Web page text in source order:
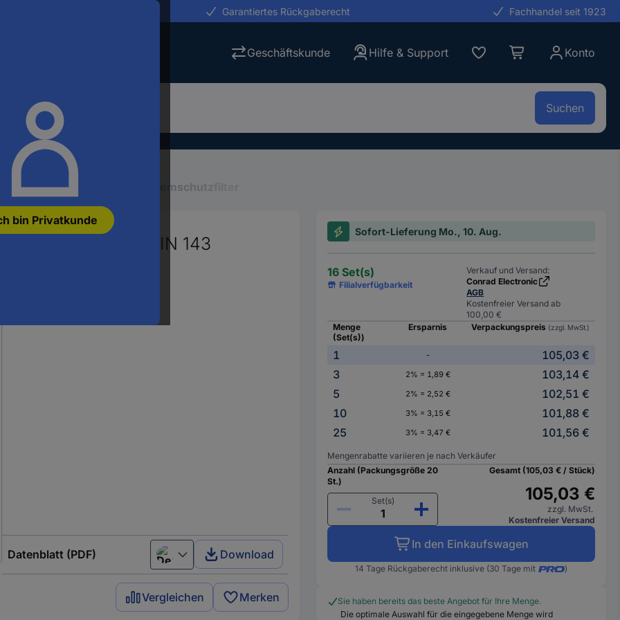
bin Privatkunde
Garantiertes Rückgaberecht Fachhandel seit 1923
Geschäftskunde Hilfe & Support Konto
Suchen
Mundschutz, Atemschutz Atemschutzfilter
20 St. EN 143 DIN 143
Datenblatt (PDF) Deutsch (Deutschland)
Download
Vergleichen Merken
Sofort-Lieferung Mo., 10. Aug.
16 Set(s)
Filialverfügbarkeit
Verkauf und Versand:
Conrad Electronic
AGB
Kostenfreier Versand ab
100,00 €
Menge
(Set(s))
Ersparnis Verpackungspreis (zzgl. MwSt.)
1 -
105,03 €
3
2% = 1,89 €
103,14 €
5
2% = 2,52 €
102,51 €
10
3% = 3,15 €
101,88 €
25
3% = 3,47 € 101,56 €
Mengenrabatte variieren je nach Verkäufer
Anzahl (Packungsgröße 20
St.)
Set(s)
Gesamt (105,03 € / Stück)
105,03 €
zzgl. MwSt.
Kostenfreier Versand
In den Einkaufswagen
14 Tage Rückgaberecht inklusive (30 Tage mit )
Sie haben bereits das beste Angebot für Ihre Menge.
Die optimale Auswahl für die eingegebene Menge wird